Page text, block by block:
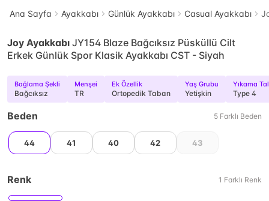
Ana Sayfa Ayakkabı Günlük Ayakkabı Casual Ayakkabı
Joy Ayakkabı JY154 Blaze Bağcıksız Püsküllü Cilt
Erkek Günlük Spor Klasik Ayakkabı CST - Siyah
Bağlama Şekli
Bağcıksız
Menşei
TR
Ek Özellik
Ortopedik Taban
Yaş Grubu
Yetişkin
Yıkama
Type 4
Beden 5 Farklı Beden
44 41 40 42 43
Renk 1 Farklı Renk